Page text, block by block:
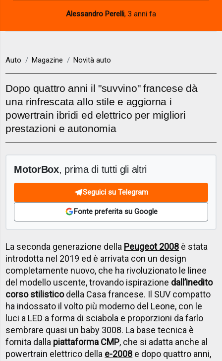
Alessandro Perelli, 3 anni fa
Auto Magazine Novità auto
Dopo quattro anni il "suvvino" francese dà
una rinfrescata allo stile e aggiorna i
powertrain ibridi ed elettrico per migliori
prestazioni e autonomia
MotorBox, prima di tutti gli altri
Seguici su Telegram
Fonte preferita su Google
La seconda generazione della Peugeot 2008 è stata
introdotta nel 2019 ed è arrivata con un design
completamente nuovo, che ha rivoluzionato le linee
del modello uscente, trovando ispirazione dall’inedito
corso stilisticodella Casa francese. Il SUV compatto
ha indossato il volto più moderno del Leone, con le
luci a LED a forma di sciabola e proporzioni da farlo
sembrare quasi un baby 3008. La base tecnica è
fornita dalla piattaforma CMP, che si adatta anche al
powertrain elettrico della e-2008 e dopo quattro anni,